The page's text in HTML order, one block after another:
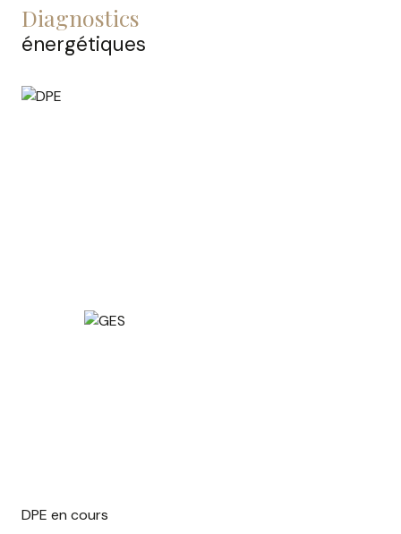
diagnostics
énergétiques
DPE en cours